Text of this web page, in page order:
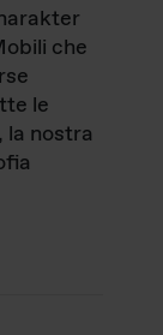
che
le
la nostra